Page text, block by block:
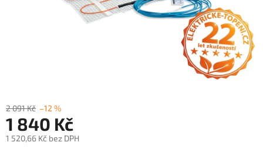
2 091 Kč –12 %
1 840 Kč
1 520,66 Kč bez DPH